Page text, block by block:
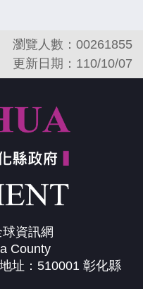
瀏覽人數：00261855
更新日期：110/10/07
資訊網
County
址：510001 彰化縣